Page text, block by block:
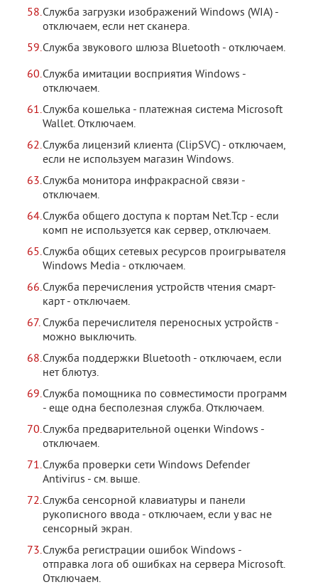
Служба загрузки изображений Windows (WIA) -
отключаем, если нет сканера.
Служба звукового шлюза Bluetooth - отключаем.
Служба имитации восприятия Windows -
отключаем.
Служба кошелька - платежная система Microsoft
Wallet. Отключаем.
Служба лицензий клиента (ClipSVC) - отключаем,
если не используем магазин Windows.
Служба монитора инфракрасной связи -
отключаем.
Служба общего доступа к портам Net.Tcp - если
комп не используется как сервер, отключаем.
Служба общих сетевых ресурсов проигрывателя
Windows Media - отключаем.
Служба перечисления устройств чтения смарт-
карт - отключаем.
Служба перечислителя переносных устройств -
можно выключить.
Служба поддержки Bluetooth - отключаем, если
нет блютуз.
Служба помощника по совместимости программ
- еще одна бесполезная служба. Отключаем.
Служба предварительной оценки Windows -
отключаем.
Служба проверки сети Windows Defender
Antivirus - см. выше.
Служба сенсорной клавиатуры и панели
рукописного ввода - отключаем, если у вас не
сенсорный экран.
Служба регистрации ошибок Windows -
отправка лога об ошибках на сервера Microsoft.
Отключаем.